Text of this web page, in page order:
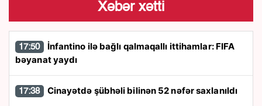
Xəbər xətti
17:50
bəyanat yaydı
17:38 Cinayətdə şübhəli bilinən 52 nəfər saxlanıldı